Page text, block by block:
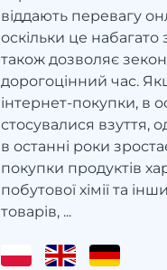
віддають перевагу
оскільки це набагато
також дозволяє
дорогоцінний час.
інтернет-покупки, в
стосувалися взуття,
в останні роки
покупки продуктів
побутової хімії та
товарів, ...